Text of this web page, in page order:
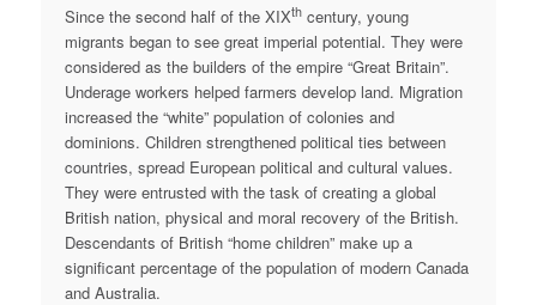
Since the second half of the XIXthcentury, young
migrants began to see great imperial potential. They were
considered as the builders of the empire “Great Britain”.
Underage workers helped farmers develop land. Migration
increased the “white” population of colonies and
dominions. Children strengthened political ties between
countries, spread European political and cultural values.
They were entrusted with the task of creating a global
British nation, physical and moral recovery of the British.
Descendants of British “home children” make up a
significant percentage of the population of modern Canada
and Australia.